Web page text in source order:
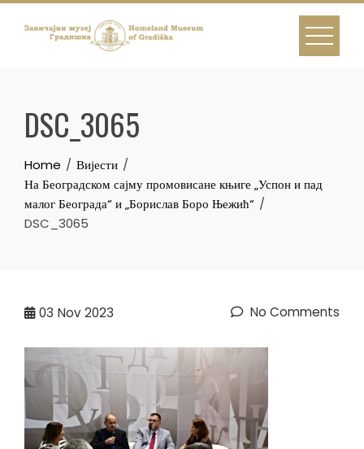
Skip
DSC_3065
Home
Вијести
На Београдском сајму промовисане књиге „Успон и пад
малог Београда“ и „Борислав Боро Њежић“
DSC_3065
03 Nov 2023 No Comments